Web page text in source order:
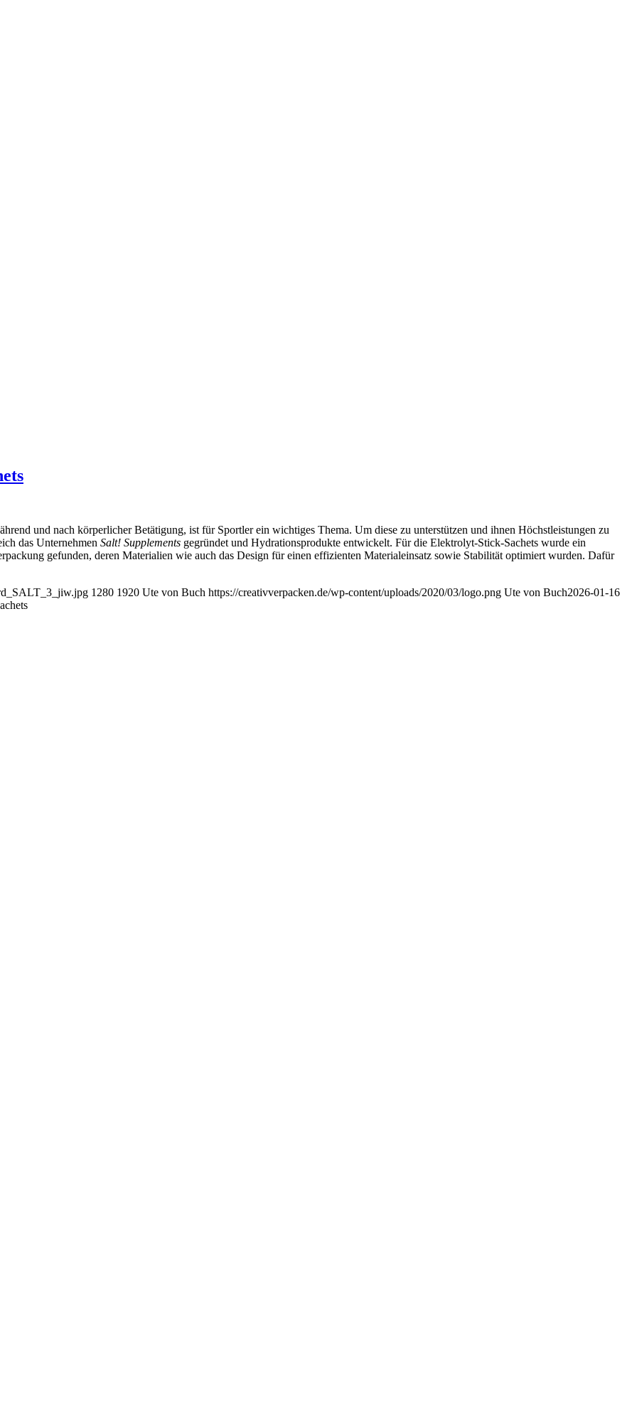
und nach körperlicher Betätigung, ist für Sportler ein wichtiges Thema. Um diese zu unterstützen und ihnen Höchstleistungen zu
das Unternehmen Salt! Supplements gegründet und Hydrationsprodukte entwickelt. Für die Elektrolyt-Stick-Sachets wurde ein
gefunden, deren Materialien wie auch das Design für einen effizienten Materialeinsatz sowie Stabilität optimiert wurden. Dafür
1280 1920 Ute von Buch https://creativverpacken.de/wp-content/uploads/2020/03/logo.png Ute von Buch2026-01-16